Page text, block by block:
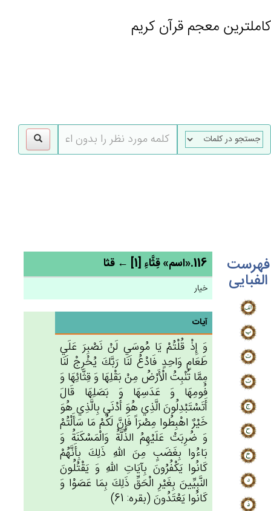
کاملترین معجم قرآن کریم
فهرست
الفبایی
116.«اسم» قِثَّاءِ [1] ← قثا
خیار
آیات
وَ إِذْ قُلْتُم‌ْ يَا مُوسَي‌ لَن‌ْ نَصْبِرَ عَلَي‌
طَعَام‌ٍ وَاحِدٍ فَادْع‌ُ لَنَا رَبَّك‌َ يُخْرِج‌ْ لَنَا
مِمَّا تُنْبِت‌ُ الْأَرْض‌ُ مِن‌ْ بَقْلِهَا وَ قِثَّائِهَا وَ
فُومِهَا وَ عَدَسِهَا وَ بَصَلِهَا قَال‌َ
أَتَسْتَبْدِلُون‌َ الَّذِي‌ هُوَ أَدْنَي‌ بِالَّذِي‌ هُوَ
خَيْرٌ اهْبِطُوا مِصْرَاً فَإِن‌َّ لَكُم‌ْ مَا سَأَلْتُم‌ْ
وَ ضُرِبَت‌ْ عَلَيْهِم‌ُ الذِّلَّة‌ُ وَالْمَسْكَنَة‌ُ وَ
بَاءُوا بِغَضَب‌ٍ مِن‌َ الله‌ِ ذَلِك‌َ بِأَنَّهُم‌ْ
كَانُوا يَكْفُرُون‌َ بِآيَات‌ِ الله‌ِ وَ يَقْتُلُون‌َ
النَّبِيِّين‌َ بِغَيْرِ الْحَق‌ِّ ذَلِك‌َ بِمَا عَصَوْا وَ
كَانُوا يَعْتَدُون‌َ (بقره: 61)